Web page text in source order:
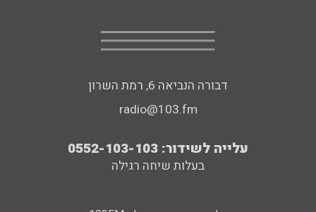
דבורה הנביאה 6, רמת השרון
radio@103.fm
עלייה לשידור: 0552-103-103
בעלות שיחה רגילה